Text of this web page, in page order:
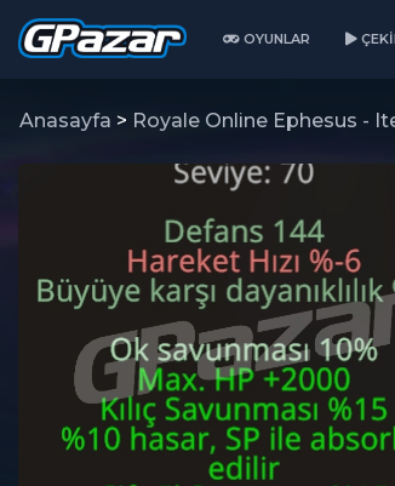
OYUNLAR
Anasayfa > Royale Online Ephesus -